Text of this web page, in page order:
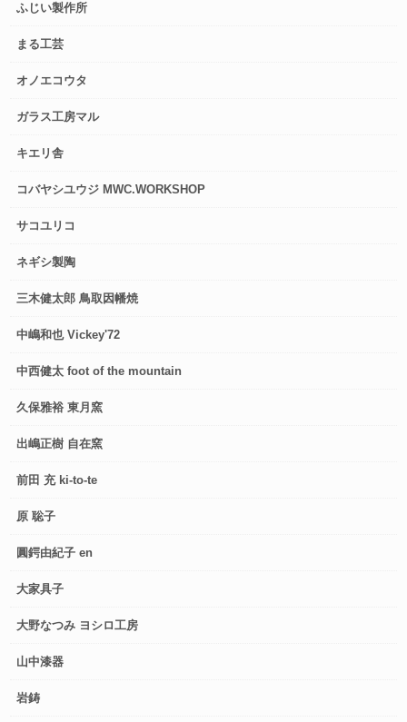
ふじい製作所
まる工芸
オノエコウタ
ガラス工房マル
キエリ舎
コバヤシユウジ MWC.WORKSHOP
サコユリコ
ネギシ製陶
三木健太郎 鳥取因幡焼
中嶋和也 Vickey'72
中西健太 foot of the mountain
久保雅裕 東月窯
出嶋正樹 自在窯
前田 充 ki-to-te
原 聡子
圓鍔由紀子 en
大家具子
大野なつみ ヨシロ工房
山中漆器
岩鋳